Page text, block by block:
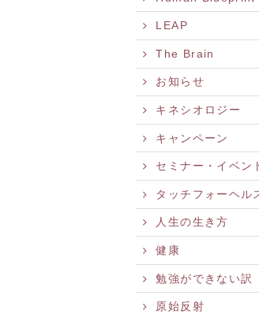
LEAP
The Brain
お知らせ
キネシオロジー
キャンペーン
セミナー・イベン
タッチフォーヘル
人生の生き方
健康
勉強ができない訳
原始反射